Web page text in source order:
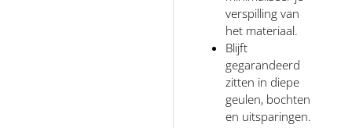
verspilling van
het materiaal.
Blijft
gegarandeerd
zitten in diepe
geulen, bochten
en uitsparingen.